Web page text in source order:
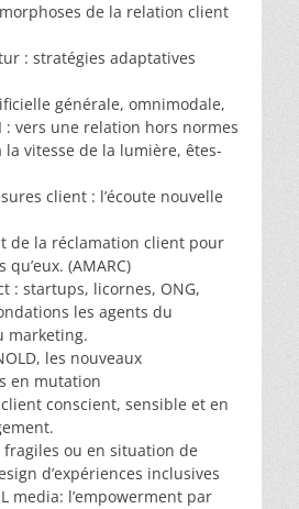
de la relation client
: stratégies adaptatives
générale, omnimodale,
: vers une relation hors normes
la vitesse de la lumière, êtes-
client : l’écoute nouvelle
de la réclamation client pour
(AMARC)
: startups, licornes, ONG,
les agents du
marketing.
les nouveaux
en mutation
conscient, sensible et en
ou en situation de
d’expériences inclusives
media: l’empowerment par